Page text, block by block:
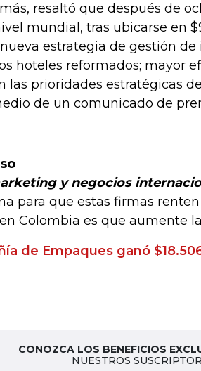
resaltó que después de
mundial, tras ubicarse en
nueva estrategia de gestión
hoteles reformados; mayor
las prioridades estratégicas
de un comunicado de
y negocios
para que estas firmas
Colombia es que aumente
de Empaques ganó
CONOZCA LOS BENEFICIOS
NUESTROS